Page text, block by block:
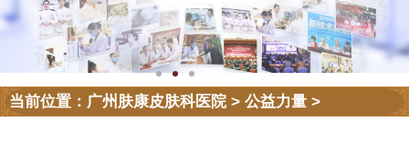
当前位置： 广州肤康皮肤科医院> 公益力量>